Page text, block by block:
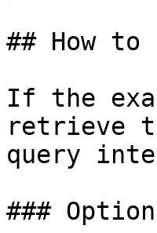
## How
If the
retrieve
query
###